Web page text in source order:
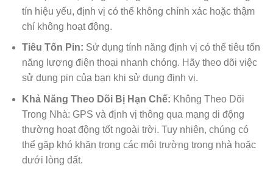
tín hiệu yếu, định vị có thể không chính xác hoặc thậm
chí không hoạt động.
Tiêu Tốn Pin: Sử dụng tính năng định vị có thể tiêu tốn
năng lượng điện thoại nhanh chóng. Hãy theo dõi việc
sử dụng pin của bạn khi sử dụng định vị.
Khả Năng Theo Dõi Bị Hạn Chế: Không Theo Dõi
Trong Nhà: GPS và định vị thông qua mạng di động
thường hoạt động tốt ngoài trời. Tuy nhiên, chúng có
thể gặp khó khăn trong các môi trường trong nhà hoặc
dưới lòng đất.